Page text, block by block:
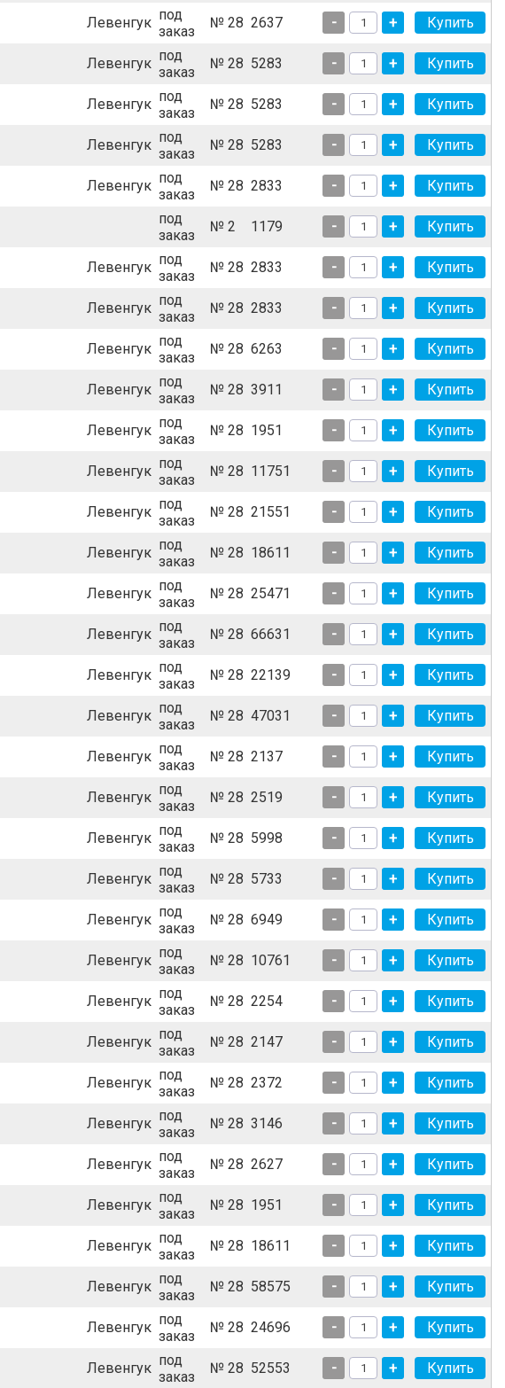
Левенгук под
заказ
№ 28 2637 -
+
Левенгук под
заказ
№ 28 5283 -
+
Левенгук под
заказ
№ 28 5283 -
+
Левенгук под
заказ
№ 28 5283 - +
Левенгук под
заказ
№ 28 2833 - +
под
заказ
№ 2 1179 - +
Левенгук под
заказ
№ 28 2833 - +
Левенгук под
заказ
№ 28 2833 - +
Левенгук под
заказ
№ 28 6263 - +
Левенгук под
заказ
№ 28 3911 - +
Левенгук под
заказ
№ 28 1951 - +
Левенгук под
заказ
№ 28 11751 - +
Левенгук под
заказ
№ 28 21551 - +
Левенгук под
заказ
№ 28 18611 - +
Левенгук под
заказ
№ 28 25471 - +
Левенгук под
заказ
№ 28 66631 - +
Левенгук под
заказ
№ 28 22139 - +
Левенгук под
заказ
№ 28 47031 - +
Левенгук под
заказ
№ 28 2137 - +
Левенгук под
заказ
№ 28 2519 - +
Левенгук под
заказ
№ 28 5998 - +
Левенгук под
заказ
№ 28 5733 - +
Левенгук под
заказ
№ 28 6949 - +
Левенгук под
заказ
№ 28 10761 -
+
Левенгук под
заказ
№ 28 2254 -
+
Левенгук под
заказ
№ 28 2147 -
+
Левенгук под
заказ
№ 28 2372 - +
Левенгук под
заказ
№ 28 3146 - +
Левенгук под
заказ
№ 28 2627 - +
Левенгук под
заказ
№ 28 1951 - +
Левенгук под
заказ
№ 28 18611 - +
Левенгук под
заказ
№ 28 58575 - +
Левенгук под
заказ
№ 28 24696 - +
Левенгук под
заказ
№ 28 52553 - +